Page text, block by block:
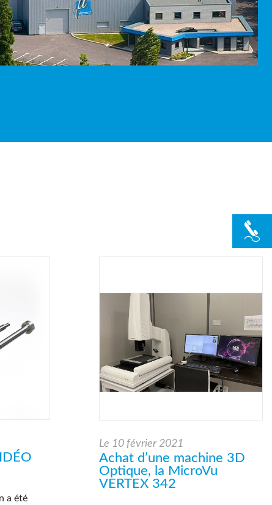
a été
Le 10 février 2021
Achat d’une machine 3D
Optique, la MicroVu
VERTEX 342